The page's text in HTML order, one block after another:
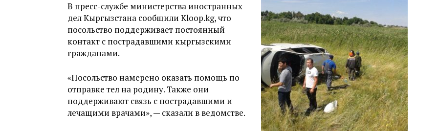
В пресс-службе министерства иностранных
дел Кыргызстана сообщили Kloop.kg, что
посольство поддерживает постоянный
контакт с пострадавшими кыргызскими
гражданами.
«Посольство намерено оказать помощь по
отправке тел на родину. Также они
поддерживают связь с пострадавшими и
лечащими врачами», — сказали в ведомстве.